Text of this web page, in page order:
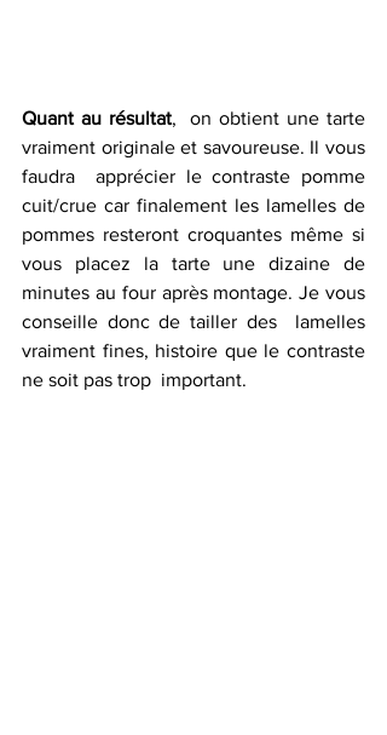
Quant au résultat,  on obtient une tarte
vraiment originale et savoureuse. Il vous
faudra  apprécier le contraste pomme
cuit/crue car finalement les lamelles de
pommes resteront croquantes même si
vous placez la tarte une dizaine de
minutes au four après montage. Je vous
conseille donc de tailler des  lamelles
vraiment fines, histoire que le contraste
ne soit pas trop  important.